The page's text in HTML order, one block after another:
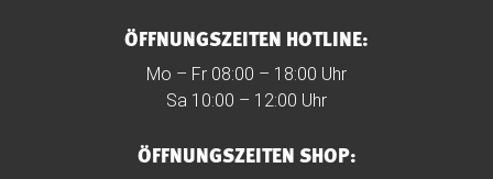
ÖFFNUNGSZEITEN HOTLINE:
Mo – Fr 08:00 – 18:00 Uhr
Sa 10:00 – 12:00 Uhr
ÖFFNUNGSZEITEN SHOP: